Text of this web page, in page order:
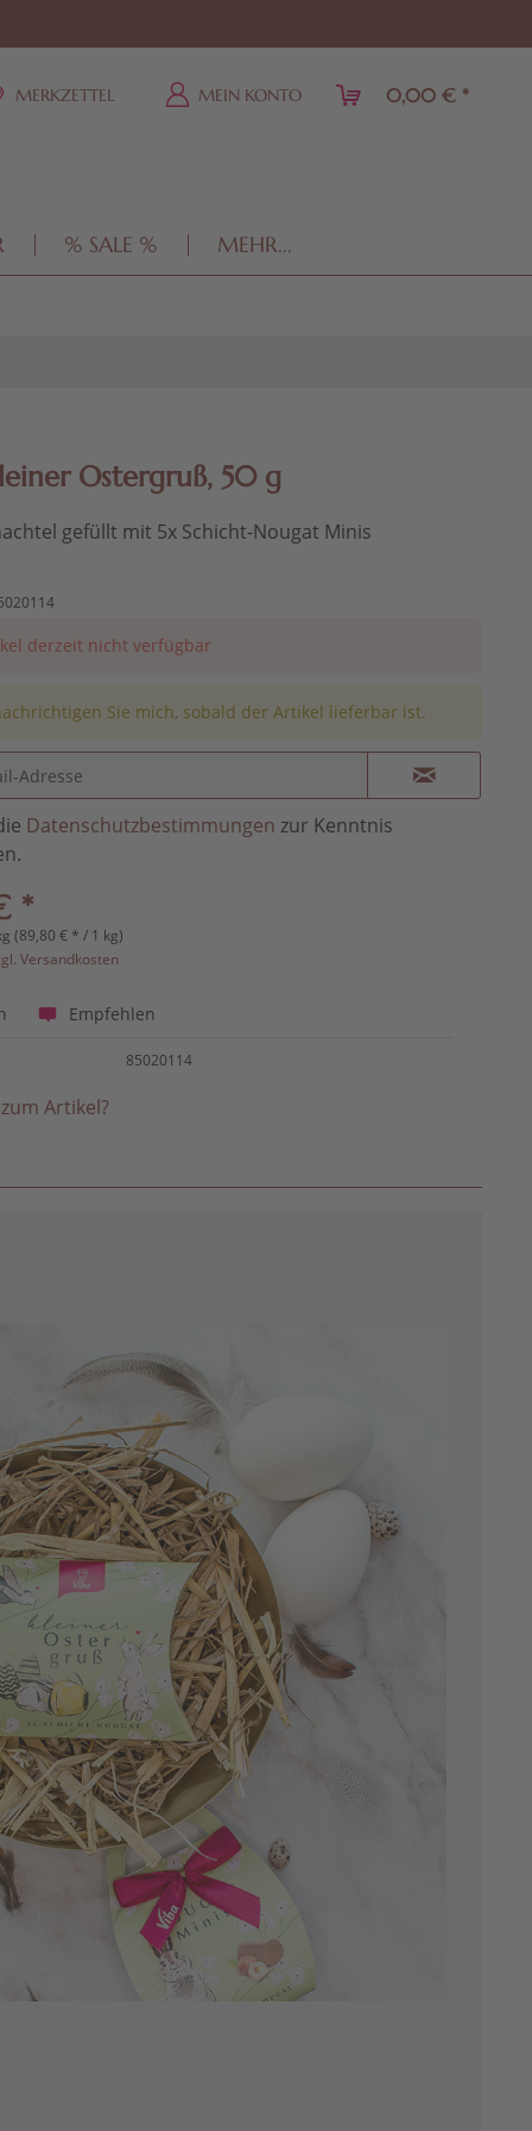
MERKZETTEL MEIN KONTO 0,00 € *
% SALE % MEHR...
Ostergruß, 50 g
gefüllt mit 5x Schicht-Nougat Minis
derzeit nicht verfügbar
Sie mich, sobald der Artikel lieferbar ist.
Datenschutzbestimmungen zur Kenntnis
*
(89,80 € * / 1 kg)
Versandkosten
Empfehlen
85020114
Artikel?